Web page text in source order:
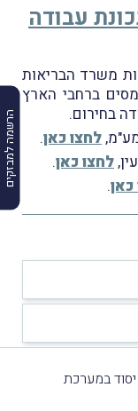
הרשמה למבזקים
עבודה
משרד הבריאות
ברחבי הארץ
בחירום.
לחצו כאן.
לחצו כאן.
.
יסוד במערכת